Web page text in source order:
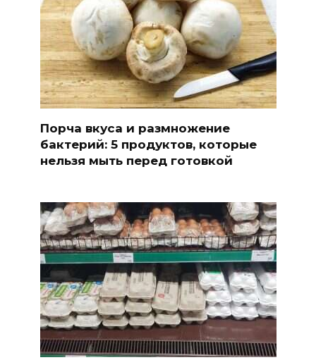
Порча вкуса и размножение
бактерий: 5 продуктов, которые
нельзя мыть перед готовкой